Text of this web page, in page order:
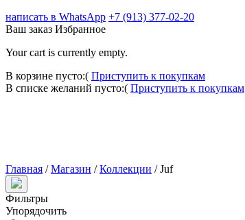
написать в WhatsApp +7 (913) 377-02-20
Ваш заказ Избранное
Your cart is currently empty.
В корзине пусто:( Приступить к покупкам
В списке желаний пусто:( Приступить к покупкам
Главная /Магазин /Коллекции /Juf
Фильтры
Упорядочить